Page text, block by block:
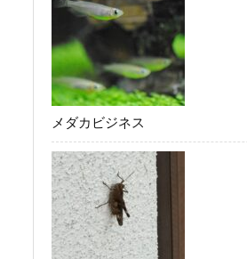
メダカビジネス